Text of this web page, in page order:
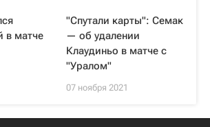
в матче
"Спутали карты": Семак
— об удалении
Клаудиньо в матче с
"Уралом"
07 ноября 2021